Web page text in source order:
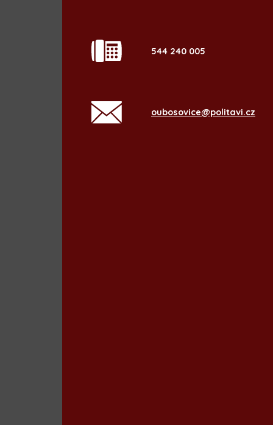
544 240 005
oubosovice@politavi.cz